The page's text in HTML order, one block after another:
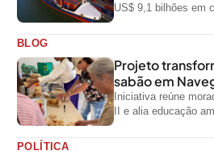
US$ 9,1 bilhões em
BLOG
Projeto
sabão em
Iniciativa reúne
II e alia educação
POLÍTICA